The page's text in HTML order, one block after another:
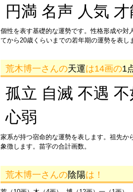
円満 名声 人気
個性を表す基礎的な運勢です。性格形成や対
てから20歳くらいまでの若年期の運勢を表し
荒木博一さんの天運は14画の1
孤立 自滅 不遇
心弱
家系が持つ宿命的な運勢を表します。祖先
象徴します。苗字の合計画数。
荒木博一さんの陰陽は！